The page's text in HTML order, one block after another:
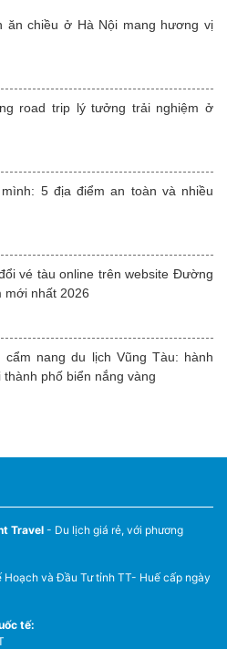
ăn chiều ở Hà Nội mang hương vị
road trip lý tưởng trải nghiệm ở
5 địa điểm an toàn và nhiều
vé tàu online trên website Đường
mới nhất 2026
cẩm nang du lịch Vũng Tàu: hành
phố biển nắng vàng
Travel - Du lịch giá rẻ, với phương
Hoạch và Đầu Tư tỉnh TT- Huế cấp ngày
tế: